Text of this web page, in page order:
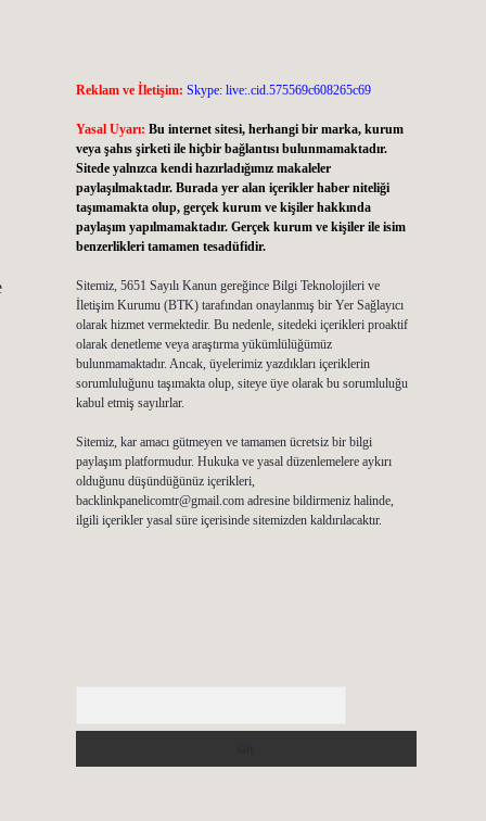
Reklam ve İletişim: Skype: live:.cid.575569c608265c69
Yasal Uyarı: Bu internet sitesi, herhangi bir marka, kurum
veya şahıs şirketi ile hiçbir bağlantısı bulunmamaktadır.
Sitede yalnızca kendi hazırladığımız makaleler
paylaşılmaktadır. Burada yer alan içerikler haber niteliği
taşımamakta olup, gerçek kurum ve kişiler hakkında
paylaşım yapılmamaktadır. Gerçek kurum ve kişiler ile isim
benzerlikleri tamamen tesadüfidir.
Sitemiz, 5651 Sayılı Kanun gereğince Bilgi Teknolojileri ve
İletişim Kurumu (BTK) tarafından onaylanmış bir Yer Sağlayıcı
olarak hizmet vermektedir. Bu nedenle, sitedeki içerikleri proaktif
olarak denetleme veya araştırma yükümlülüğümüz
bulunmamaktadır. Ancak, üyelerimiz yazdıkları içeriklerin
sorumluluğunu taşımakta olup, siteye üye olarak bu sorumluluğu
kabul etmiş sayılırlar.
Sitemiz, kar amacı gütmeyen ve tamamen ücretsiz bir bilgi
paylaşım platformudur. Hukuka ve yasal düzenlemelere aykırı
olduğunu düşündüğünüz içerikleri,
backlinkpanelicomtr@gmail.comadresine bildirmeniz halinde,
ilgili içerikler yasal süre içerisinde sitemizden kaldırılacaktır.